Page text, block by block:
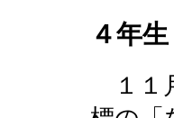
４年
１１